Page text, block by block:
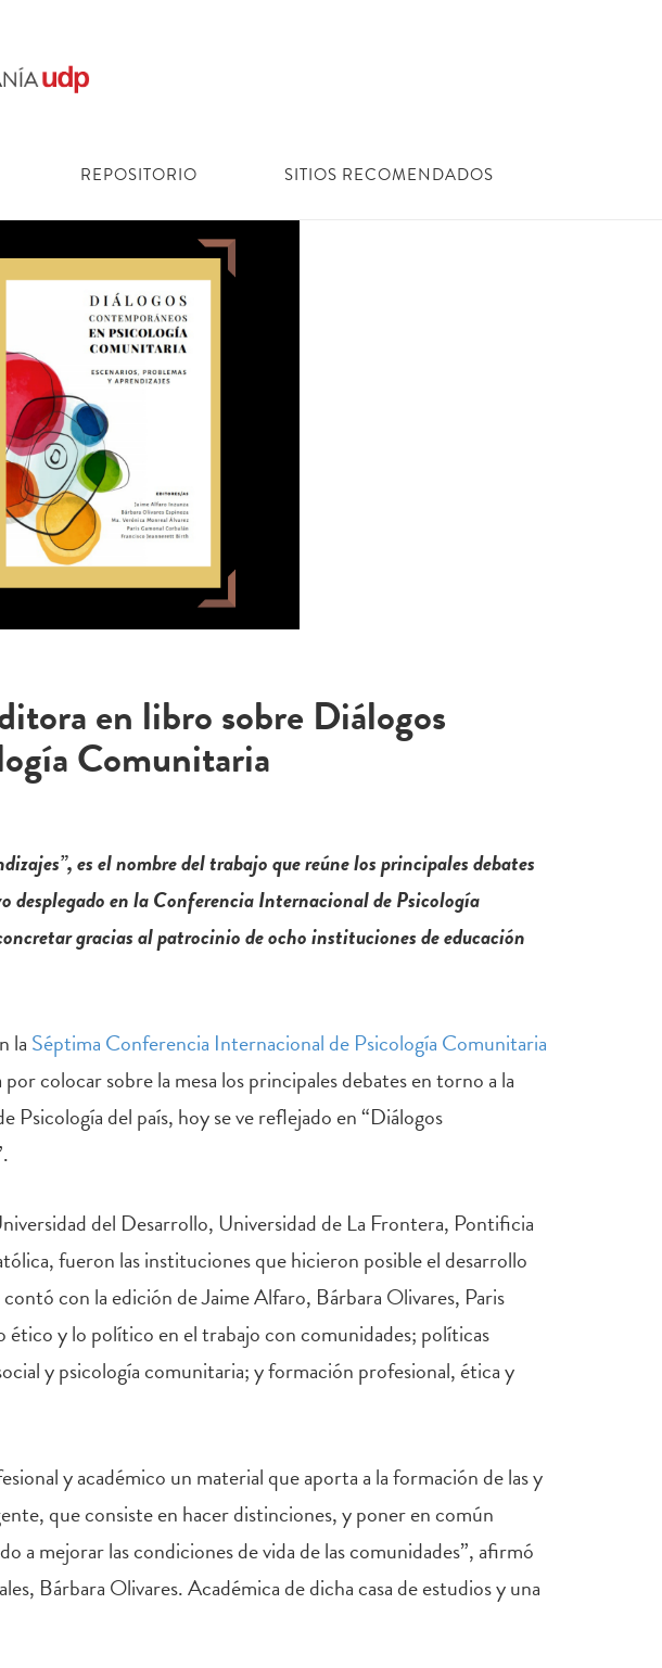
REPOSITORIO SITIOS RECOMENDADOS
en libro sobre Diálogos
Comunitaria
es el nombre del trabajo que reúne los principales debates
en la Conferencia Internacional de Psicología
gracias al patrocinio de ocho instituciones de educación
la Séptima Conferencia Internacional de Psicología Comunitaria
colocar sobre la mesa los principales debates en torno a la
Psicología del país, hoy se ve reflejado en “Diálogos
del Desarrollo, Universidad de La Frontera, Pontificia
fueron las instituciones que hicieron posible el desarrollo
con la edición de Jaime Alfaro, Bárbara Olivares, Paris
y lo político en el trabajo con comunidades; políticas
y psicología comunitaria; y formación profesional, ética y
y académico un material que aporta a la formación de las y
que consiste en hacer distinciones, y poner en común
mejorar las condiciones de vida de las comunidades”, afirmó
Bárbara Olivares. Académica de dicha casa de estudios y una